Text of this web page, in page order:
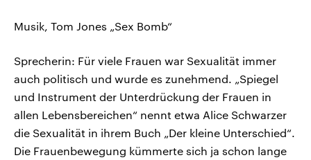
Musik, Tom Jones „Sex Bomb“
Sprecherin: Für viele Frauen war Sexualität immer
auch politisch und wurde es zunehmend. „Spiegel
und Instrument der Unterdrückung der Frauen in
allen Lebensbereichen“ nennt etwa Alice Schwarzer
die Sexualität in ihrem Buch „Der kleine Unterschied“.
Die Frauenbewegung kümmerte sich ja schon lange